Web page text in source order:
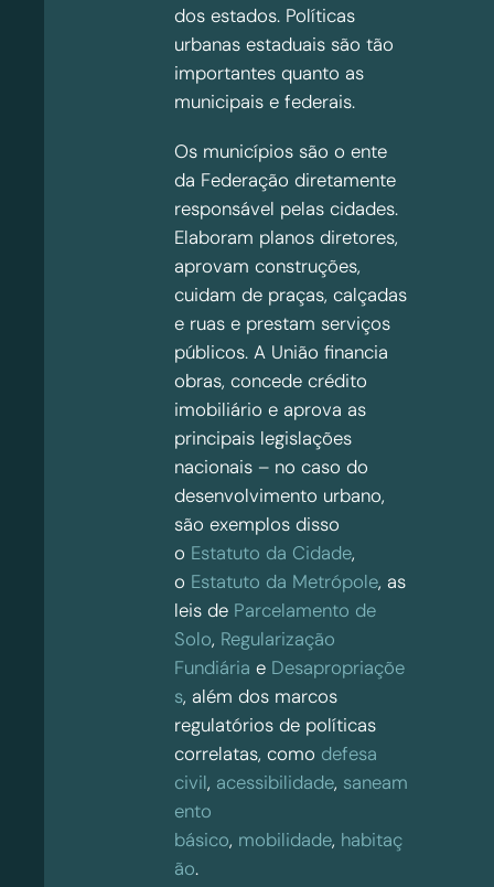
dos estados. Políticas
urbanas estaduais são tão
importantes quanto as
municipais e federais.
Os municípios são o ente
da Federação diretamente
responsável pelas cidades.
Elaboram planos diretores,
aprovam construções,
cuidam de praças, calçadas
e ruas e prestam serviços
públicos. A União financia
obras, concede crédito
imobiliário e aprova as
principais legislações
nacionais – no caso do
desenvolvimento urbano,
são exemplos disso
o Estatuto da Cidade,
o Estatuto da Metrópole, as
leis de Parcelamento de
Solo, Regularização
Fundiária e Desapropriaçõe
s, além dos marcos
regulatórios de políticas
correlatas, como defesa
civil, acessibilidade, saneam
ento
básico, mobilidade, habitaç
ão.